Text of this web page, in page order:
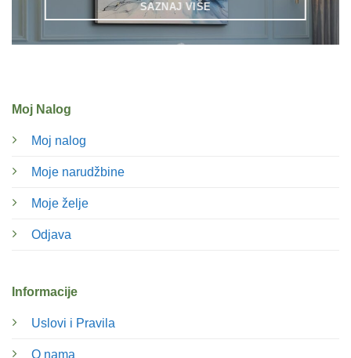
Moj Nalog
Moj nalog
Moje narudžbine
Moje želje
Odjava
Informacije
Uslovi i Pravila
O nama
SAZNAJ VIŠE